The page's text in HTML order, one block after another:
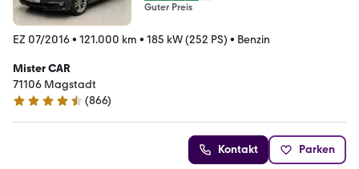
Guter Preis
EZ 07/2016• 121.000 km • 185 kW (252 PS) • Benzin
Mister CAR
71106 Magstadt
4.6 Sterne
(866)
Kontakt Parken